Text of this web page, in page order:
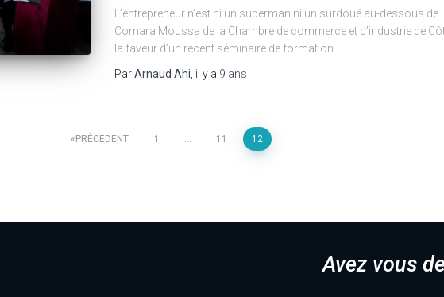
L’entrepreneur n’est ni un superman ni un surdoué au-dessous de
Comara Moussa de la Chambre de commerce et d’industrie de
la faveur d’un récent séminaire de formation.
ParArnaud Ahi , il y a 9 ans
PRÉCÉDENT 1 … 11 12
Avez vous